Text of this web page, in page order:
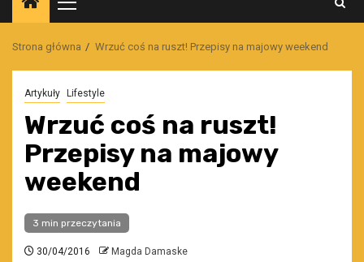
Menu
główne
Strona główna Wrzuć coś na ruszt! Przepisy na majowy weekend
Artykuły Lifestyle
Wrzuć coś na ruszt!
Przepisy na majowy
weekend
3 min przeczytania
30/04/2016 Magda Damaske